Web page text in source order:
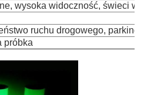
wysoka widoczność, świeci w
ruchu drogowego,
próbka